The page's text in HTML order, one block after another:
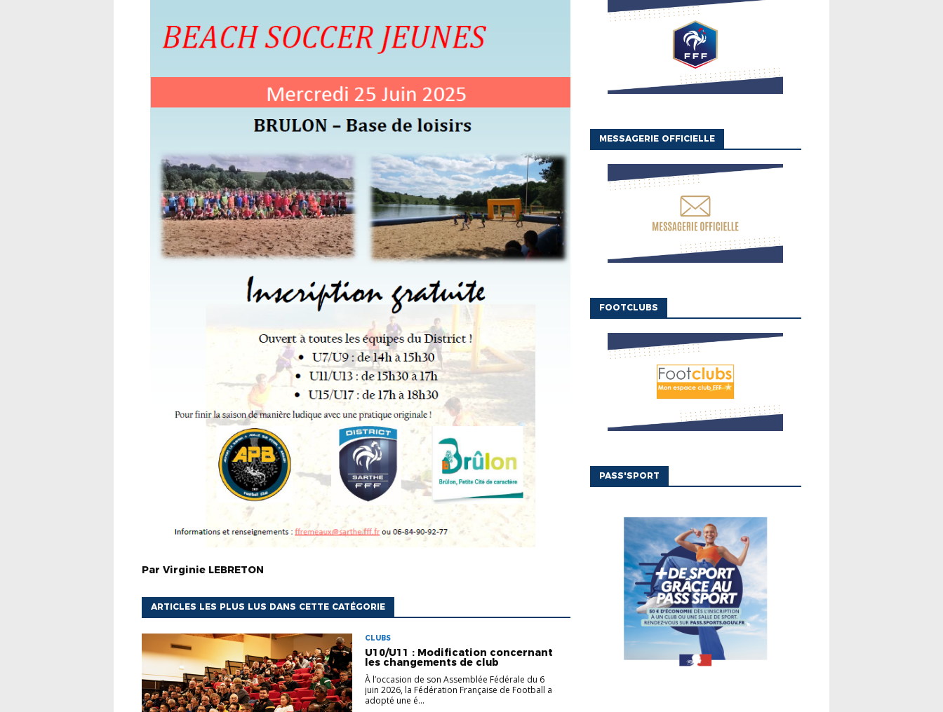
Par Virginie LEBRETON
ARTICLES LES PLUS LUS DANS CETTE CATÉGORIE
CLUBS
U10/U11 : Modification concernant
les changements de club
À l’occasion de son Assemblée Fédérale du 6
juin 2026, la Fédération Française de Football a
adopté une é...
MESSAGERIE OFFICIELLE
FOOTCLUBS
PASS'SPORT